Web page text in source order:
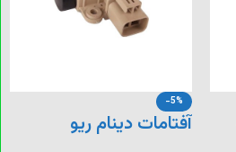
-5%
آفتامات دینام ریو